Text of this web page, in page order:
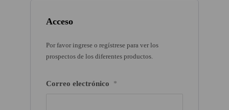
Acceso
Por favor ingrese o regístrese para ver los
prospectos de los diferentes productos.
Correo electrónico *